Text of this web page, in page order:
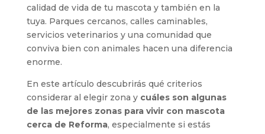
calidad de vida de tu mascota y también en la
tuya. Parques cercanos, calles caminables,
servicios veterinarios y una comunidad que
conviva bien con animales hacen una diferencia
enorme.
En este artículo descubrirás qué criterios
considerar al elegir zona y cuáles son algunas
de las mejores zonas para vivir con mascota
cerca de Reforma, especialmente si estás